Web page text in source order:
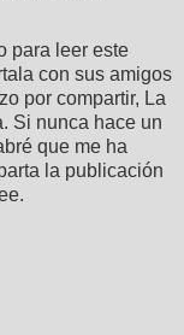
para leer este
con sus amigos
por compartir, La
Si nunca hace un
que me ha
la publicación